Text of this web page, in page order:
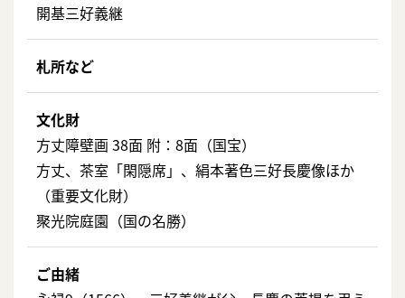
開基三好義継
札所など
文化財
方丈障壁画 38面 附：8面（国宝）
方丈、茶室「閑隠席」、絹本著色三好長慶像ほか
（重要文化財）
聚光院庭園（国の名勝）
ご由緒